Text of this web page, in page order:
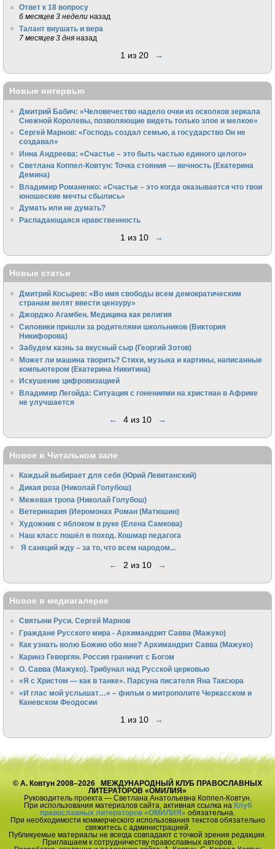
Ответ к 18 вопросу
6 месяцев 3 недели назад
Талант внушать и вера
7 месяцев 3 дня назад
1 из 20 →
Новые интервью
Дмитрий Бабич: «Человечество надело очки из осколков зеркала
Снежной Королевы, позволяющие видеть только злое и мелкое»
Сергей Марнов: «Господь создал семью, а государство Он не
создавал»
Инна Андреева: «Счастье – это быть частью единого целого»
Светлана Коппел-Ковтун: Точка стояния — вечность (Екатерина
Демина)
Владимир Романенко: «Счастье – это когда оказывается что твои
юношеские мечты сбылись»
Думать или не думать?
Распадающаяся нравственность
1 из 10 →
Новые статьи
Дмитрий Косырев: «Во имя свободы всем демократическим
странам велят ввести цензуру»
Джорджо Агамбен. Медицина как религия
Силовики пришли за родителями школьников (Виктория
Никифорова)
Забудем казнь за вкусный сыр (Георгий Зотов)
Может ли машина творить? Стихи, музыка и картины, написанные
компьютером (Екатерина Никитина)
Искушение цифровизацией
Владимир Легойда: Ситуация с гонениями на христиан в Африке
не улучшается
← 4 из 10 →
Новое в Читальном зале
Каждый выбирает для себя (Юрий Левитанский)
Дикая роза (Николай Голубош)
Межевая тропа (Николай Голубош)
Ветеринария (Иеромонах Роман (Матюшин)
Художник с яблоком в руке (Елена Самкова)
Наш класс пошёл в поход. Кошмар педагога
Я санкций жду – за то, что всем народом...
← 2 из 10 →
Новое в медиагалерее
Святыни Руси. Сергей Марнов
Граждане Русского мира - Архимандрит Савва (Мажуко)
Как узнать волю Божию обо мне? Архимандрит Савва (Мажуко)
Каринэ Геворгян. Россия граничит с Богом
О. Савва (Мажуко). Трибунал над Русской церковью
«Я с Христом — как в танке». Парсуна писателя Яна Таксюра
«И глас мой услышат…» – фильм о митрополите Черкасском и
Каневском Феодосии
1 из 10 →
© А. Ковтун 2008–2026 МЕЖДУНАРОДНЫЙ КЛУБ ПРАВОСЛАВНЫХ
ЛИТЕРАТОРОВ «ОМИЛИЯ»
Руководитель проекта — Светлана Анатольевна Коппел-Ковтун.
При использования материалов сайта, активная ссылка на Клуб
православных литераторов «ОМИЛИЯ» обязательна.
При необходимости коммерческого использования текстов обязательно
свяжитесь с администрацией.
Публикуемые материалы не всегда совпадают с точкой зрения редакции.
Приглашаем к сотрудничеству православных авторов.